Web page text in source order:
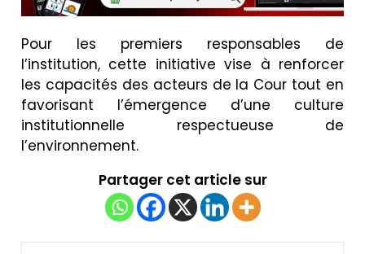
Pour les premiers responsables de
l’institution, cette initiative vise à renforcer
les capacités des acteurs de la Cour tout en
favorisant l’émergence d’une culture
institutionnelle respectueuse de
l’environnement.
Partager cet article sur